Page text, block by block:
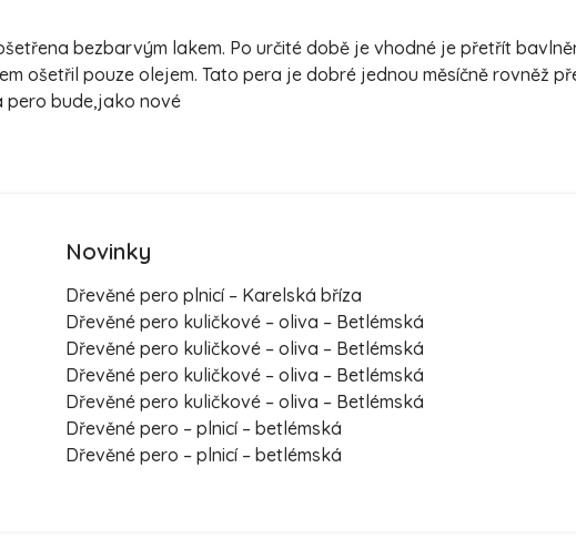
bezbarvým lakem. Po určité době je vhodné je přetřít
ošetřil pouze olejem. Tato pera je dobré jednou měsíčně rovněž
pero bude,jako nové
Novinky
Dřevěné pero plnicí – Karelská bříza
Dřevěné pero kuličkové – oliva – Betlémská
Dřevěné pero kuličkové – oliva – Betlémská
Dřevěné pero kuličkové – oliva – Betlémská
Dřevěné pero kuličkové – oliva – Betlémská
Dřevěné pero – plnicí – betlémská
Dřevěné pero – plnicí – betlémská